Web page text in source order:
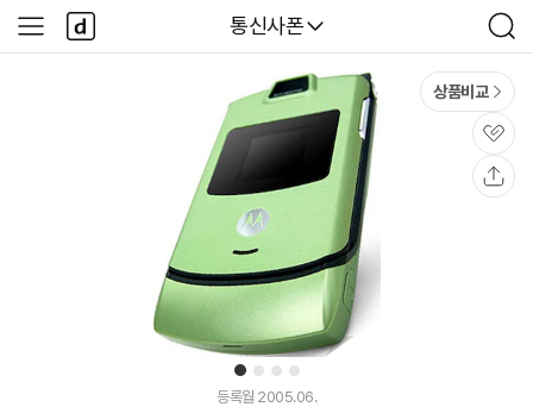
다나와
통신사폰
검
색
사
이
다
나
와
1 2 3 4
상품비교
관
심
등록월 2005.06.